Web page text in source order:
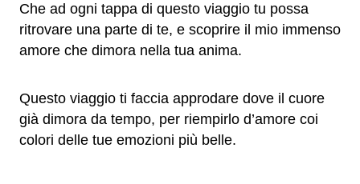
Che ad ogni tappa di questo viaggio tu possa
ritrovare una parte di te, e scoprire il mio immenso
amore che dimora nella tua anima.
Questo viaggio ti faccia approdare dove il cuore
già dimora da tempo, per riempirlo d’amore coi
colori delle tue emozioni più belle.